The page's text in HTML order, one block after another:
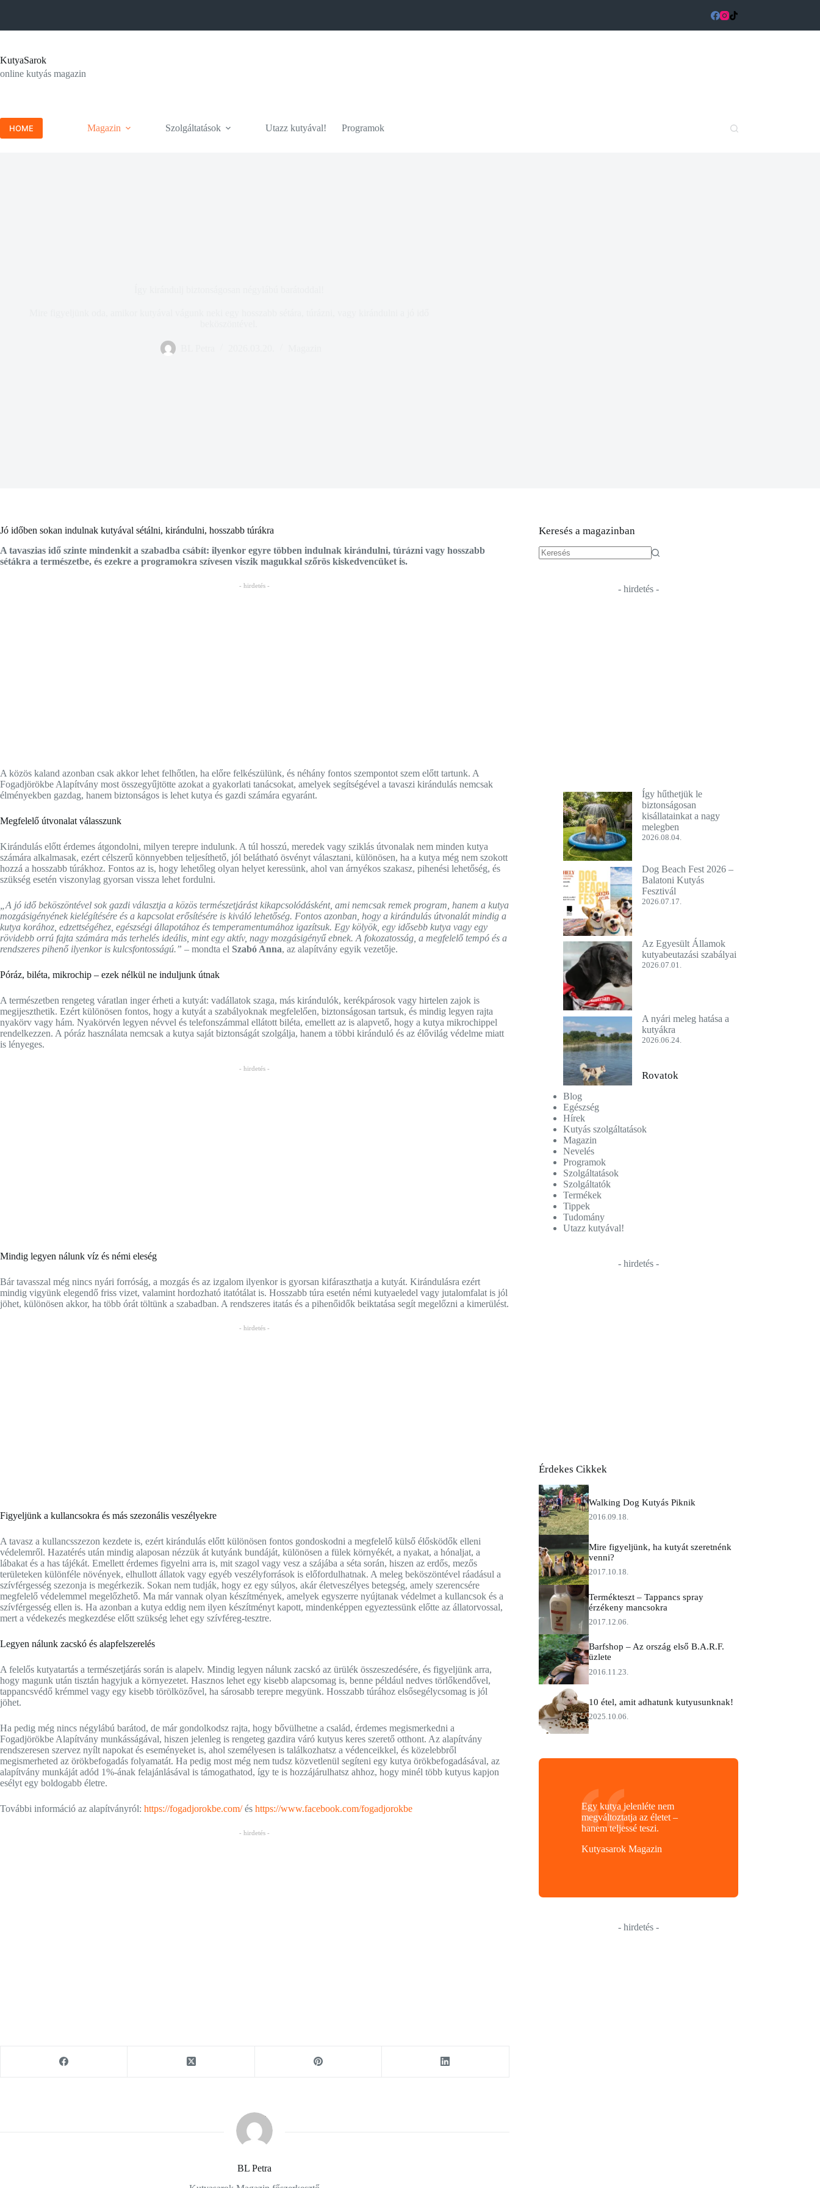
KutyaSarok
online kutyás magazin
HOME Magazin Szolgáltatások Utazz kutyával! Programok
Jó időben sokan indulnak kutyával sétálni, kirándulni, hosszabb túrákra
A tavaszias idő szinte mindenkit a szabadba csábít: ilyenkor egyre többen indulnak kirándulni, túrázni vagy hosszabb
sétákra a természetbe, és ezekre a programokra szívesen viszik magukkal szőrös kiskedvencüket is.
- hirdetés -
A közös kaland azonban csak akkor lehet felhőtlen, ha előre felkészülünk, és néhány fontos szempontot szem előtt tartunk. A
Fogadjörökbe Alapítvány most összegyűjtötte azokat a gyakorlati tanácsokat, amelyek segítségével a tavaszi kirándulás nemcsak
élményekben gazdag, hanem biztonságos is lehet kutya és gazdi számára egyaránt.
Megfelelő útvonalat válasszunk
Kirándulás előtt érdemes átgondolni, milyen terepre indulunk. A túl hosszú, meredek vagy sziklás útvonalak nem minden kutya
számára alkalmasak, ezért célszerű könnyebben teljesíthető, jól belátható ösvényt választani, különösen, ha a kutya még nem szokott
hozzá a hosszabb túrákhoz. Fontos az is, hogy lehetőleg olyan helyet keressünk, ahol van árnyékos szakasz, pihenési lehetőség, és
szükség esetén viszonylag gyorsan vissza lehet fordulni.
„A jó idő beköszöntével sok gazdi választja a közös természetjárást kikapcsolódásként, ami nemcsak remek program, hanem a kutya
mozgásigényének kielégítésére és a kapcsolat erősítésére is kiváló lehetőség. Fontos azonban, hogy a kirándulás útvonalát mindig a
kutya korához, edzettségéhez, egészségi állapotához és temperamentumához igazítsuk. Egy kölyök, egy idősebb kutya vagy egy
rövidebb orrú fajta számára más terhelés ideális, mint egy aktív, nagy mozgásigényű ebnek. A fokozatosság, a megfelelő tempó és a
rendszeres pihenő ilyenkor is kulcsfontosságú.” – mondta el Szabó Anna, az alapítvány egyik vezetője.
Póráz, biléta, mikrochip – ezek nélkül ne induljunk útnak
A természetben rengeteg váratlan inger érheti a kutyát: vadállatok szaga, más kirándulók, kerékpárosok vagy hirtelen zajok is
megijeszthetik. Ezért különösen fontos, hogy a kutyát a szabályoknak megfelelően, biztonságosan tartsuk, és mindig legyen rajta
nyakörv vagy hám. Nyakörvén legyen névvel és telefonszámmal ellátott biléta, emellett az is alapvető, hogy a kutya mikrochippel
rendelkezzen. A póráz használata nemcsak a kutya saját biztonságát szolgálja, hanem a többi kiránduló és az élővilág védelme miatt
is lényeges.
- hirdetés -
Mindig legyen nálunk víz és némi eleség
Bár tavasszal még nincs nyári forróság, a mozgás és az izgalom ilyenkor is gyorsan kifáraszthatja a kutyát. Kirándulásra ezért
mindig vigyünk elegendő friss vizet, valamint hordozható itatótálat is. Hosszabb túra esetén némi kutyaeledel vagy jutalomfalat is jól
jöhet, különösen akkor, ha több órát töltünk a szabadban. A rendszeres itatás és a pihenőidők beiktatása segít megelőzni a kimerülést.
- hirdetés -
Figyeljünk a kullancsokra és más szezonális veszélyekre
A tavasz a kullancsszezon kezdete is, ezért kirándulás előtt különösen fontos gondoskodni a megfelelő külső élősködők elleni
védelemről. Hazatérés után mindig alaposan nézzük át kutyánk bundáját, különösen a fülek környékét, a nyakat, a hónaljat, a
lábakat és a has tájékát. Emellett érdemes figyelni arra is, mit szagol vagy vesz a szájába a séta során, hiszen az erdős, mezős
területeken különféle növények, elhullott állatok vagy egyéb veszélyforrások is előfordulhatnak. A meleg beköszöntével ráadásul a
szívférgesség szezonja is megérkezik. Sokan nem tudják, hogy ez egy súlyos, akár életveszélyes betegség, amely szerencsére
megfelelő védelemmel megelőzhető. Ma már vannak olyan készítmények, amelyek egyszerre nyújtanak védelmet a kullancsok és a
szívférgesség ellen is. Ha azonban a kutya eddig nem ilyen készítményt kapott, mindenképpen egyeztessünk előtte az állatorvossal,
mert a védekezés megkezdése előtt szükség lehet egy szívféreg-tesztre.
Legyen nálunk zacskó és alapfelszerelés
A felelős kutyatartás a természetjárás során is alapelv. Mindig legyen nálunk zacskó az ürülék összeszedésére, és figyeljünk arra,
hogy magunk után tisztán hagyjuk a környezetet. Hasznos lehet egy kisebb alapcsomag is, benne például nedves törlőkendővel,
tappancsvédő krémmel vagy egy kisebb törölközővel, ha sárosabb terepre megyünk. Hosszabb túrához elsősegélycsomag is jól
jöhet.
Ha pedig még nincs négylábú barátod, de már gondolkodsz rajta, hogy bővülhetne a család, érdemes megismerkedni a
Fogadjörökbe Alapítvány munkásságával, hiszen jelenleg is rengeteg gazdira váró kutyus keres szerető otthont. Az alapítvány
rendszeresen szervez nyílt napokat és eseményeket is, ahol személyesen is találkozhatsz a védenceikkel, és közelebbről
megismerheted az örökbefogadás folyamatát. Ha pedig most még nem tudsz közvetlenül segíteni egy kutya örökbefogadásával, az
alapítvány munkáját adód 1%-ának felajánlásával is támogathatod, így te is hozzájárulhatsz ahhoz, hogy minél több kutyus kapjon
esélyt egy boldogabb életre.
További információ az alapítványról: https://fogadjorokbe.com/és https://www.facebook.com/fogadjorokbe
- hirdetés -
BL Petra
Keresés a magazinban
- hirdetés -
Így hűthetjük le
biztonságosan
kisállatainkat a nagy
melegben
2026.08.04.
Dog Beach Fest 2026 –
Balatoni Kutyás
Fesztivál
2026.07.17.
Az Egyesült Államok
kutyabeutazási szabályai
2026.07.01.
A nyári meleg hatása a
kutyákra
2026.06.24.
Rovatok
Blog
Egészség
Hírek
Kutyás szolgáltatások
Magazin
Nevelés
Programok
Szolgáltatások
Szolgáltatók
Termékek
Tippek
Tudomány
Utazz kutyával!
- hirdetés -
Érdekes Cikkek
Walking Dog Kutyás Piknik
2016.09.18.
Mire figyeljünk, ha kutyát szeretnénk
venni?
2017.10.18.
Termékteszt – Tappancs spray
érzékeny mancsokra
2017.12.06.
Barfshop – Az ország első B.A.R.F.
üzlete
2016.11.23.
10 étel, amit adhatunk kutyusunknak!
2025.10.06.
Egy kutya jelenléte nem
megváltoztatja az életet –
hanem teljessé teszi.
Kutyasarok Magazin
- hirdetés -